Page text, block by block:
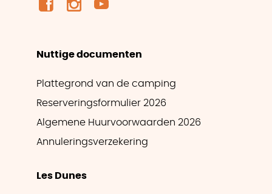
Nuttige documenten
Plattegrond van de camping
Reserveringsformulier 2026
Algemene Huurvoorwaarden 2026
Annuleringsverzekering
Les Dunes